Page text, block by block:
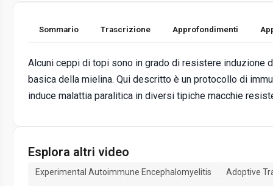
Sommario Trascrizione Approfondimenti
Alcuni ceppi di topi sono in grado di resistere induzione
basica della mielina. Qui descritto è un protocollo di
induce malattia paralitica in diversi tipiche macchie
Esplora altri video
Experimental Autoimmune Encephalomyelitis
Adoptive